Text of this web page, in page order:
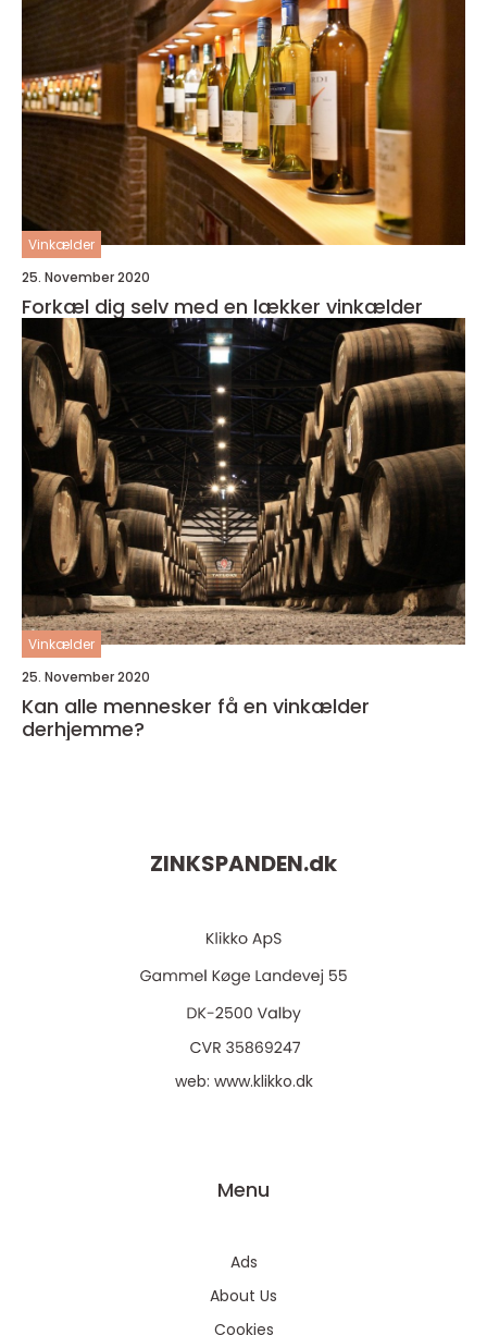
Vinkælder
25. November 2020
Forkæl dig selv med en lækker vinkælder
Vinkælder
25. November 2020
Kan alle mennesker få en vinkælder
derhjemme?
ZINKSPANDEN.dk
web: www.klikko.dk
Menu
Ads
About Us
Cookies